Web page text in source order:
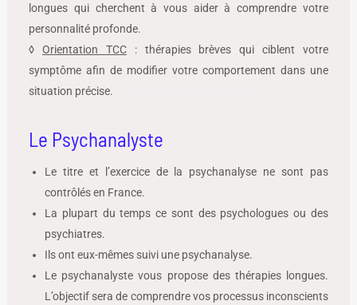
longues qui cherchent à vous aider à comprendre votre
personnalité profonde.
◊Orientation TCC: thérapies brèves qui ciblent votre
symptôme afin de modifier votre comportement dans une
situation précise.
Le Psychanalyste
Le titre et l’exercice de la psychanalyse ne sont pas
contrôlés en France.
La plupart du temps ce sont des psychologues ou des
psychiatres.
Ils ont eux-mêmes suivi une psychanalyse.
Le psychanalyste vous propose des thérapies longues.
L’objectif sera de comprendre vos processus inconscients